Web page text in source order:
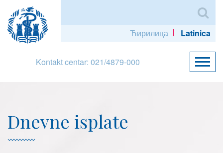
Ћирилица Latinica
Kontakt centar: 021/4879-000
Dnevne isplate